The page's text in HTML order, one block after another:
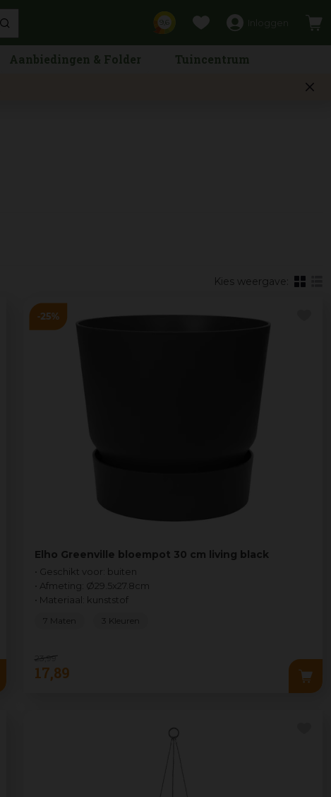
Aanbiedingen & Folder Tuincentrum
Kies weergave:
Elho Greenville bloempot 30 cm living black
• Geschikt voor: buiten
• Afmeting: Ø29.5x27.8cm
• Materiaal: kunststof
23,99
17,89
7 Maten 3 Kleuren